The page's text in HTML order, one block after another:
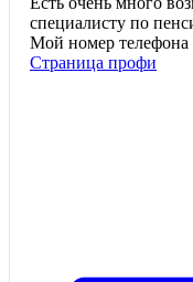
специалисту по
Мой номер телефона
Страница профи